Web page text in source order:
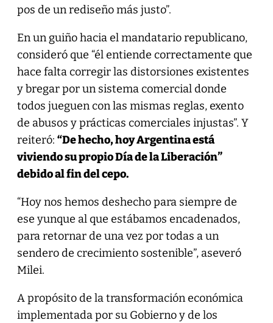
pos de un rediseño más justo”.
En un guiño hacia el mandatario republicano,
consideró que “él entiende correctamente que
hace falta corregir las distorsiones existentes
y bregar por un sistema comercial donde
todos jueguen con las mismas reglas, exento
de abusos y prácticas comerciales injustas”. Y
reiteró: “De hecho, hoy Argentina está
viviendo su propio Día de la Liberación”
debido al fin del cepo.
“Hoy nos hemos deshecho para siempre de
ese yunque al que estábamos encadenados,
para retornar de una vez por todas a un
sendero de crecimiento sostenible”, aseveró
Milei.
A propósito de la transformación económica
implementada por su Gobierno y de los